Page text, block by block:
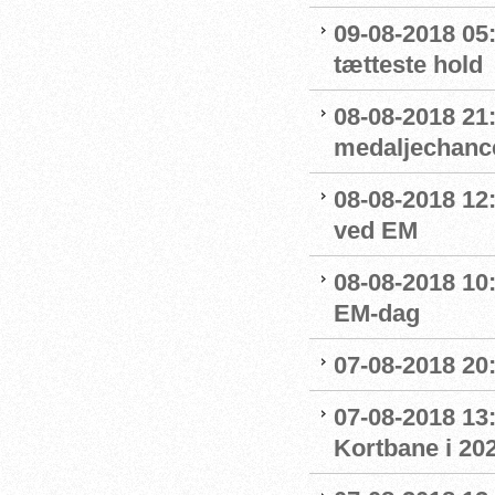
09-08-2018
tætteste hold
08-08-2018
08-08-2018
ved EM
08-08-2018
EM-dag
07-08-2018
07-08-2018
Kortbane i